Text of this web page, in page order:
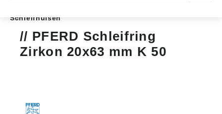
Schleifhülsen
PFERD Schleifring
Zirkon 20x63 mm K 50